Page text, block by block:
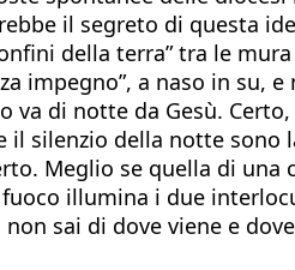
il segreto di questa
della terra” tra le
impegno”, a naso in su,
va di notte da Gesù.
silenzio della notte sono
Meglio se quella di una
illumina i due
sai di dove viene e